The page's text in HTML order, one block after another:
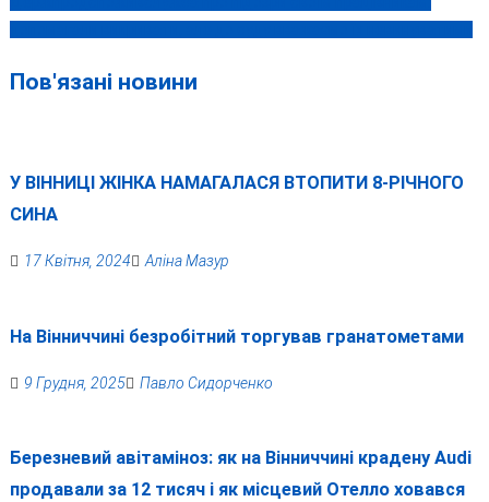
Пов'язані новини
У ВІННИЦІ ЖІНКА НАМАГАЛАСЯ ВТОПИТИ 8-РІЧНОГО
СИНА
17 Квітня, 2024 Аліна Мазур
На Вінниччині безробітний торгував гранатометами
9 Грудня, 2025 Павло Сидорченко
Березневий авітаміноз: як на Вінниччині крадену Audi
продавали за 12 тисяч і як місцевий Отелло ховався